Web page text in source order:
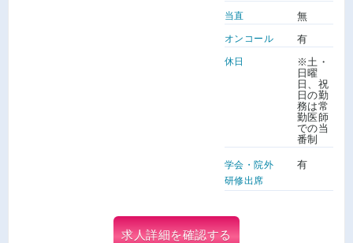
当直 無
オンコール 有
休日
※土・
日曜
日、祝
日の勤
務は常
勤医師
での当
番制
学会・院外
研修出席
有
求人詳細を確認する